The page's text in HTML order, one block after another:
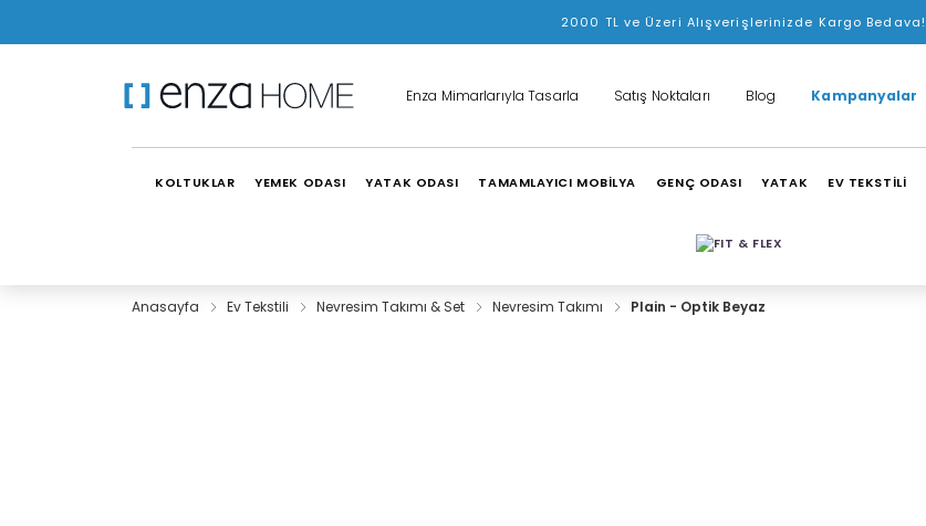
2000 TL ve Üzeri Alışverişlerinizde Kargo Bedava!
Enza Mimarlarıyla Tasarla Satış Noktaları Blog Kampanyalar
KOLTUKLAR YEMEK ODASI YATAK ODASI TAMAMLAYICI MOBİLYA GENÇ ODASI YATAK EV TEKSTİLİ
Anasayfa Ev Tekstili Nevresim Takımı & Set Nevresim Takımı Plain - Optik Beyaz